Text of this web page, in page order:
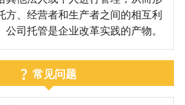
方、经营者和生产者之间的相互利
司托管是企业改革实践的产物。
常见问题